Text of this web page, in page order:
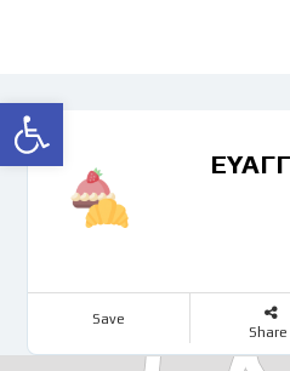
Ανοίξτε τη
Save
Share